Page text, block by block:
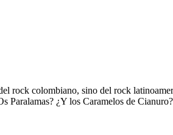
rock colombiano, sino del rock
Paralamas? ¿Y los Caramelos de